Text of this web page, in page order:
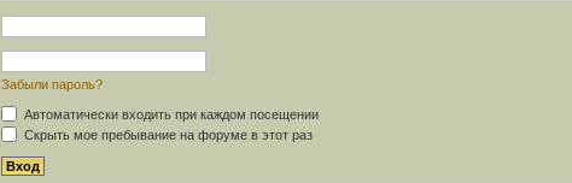
Забыли пароль?
Автоматически входить при каждом посещении
Скрыть мое пребывание на форуме в этот раз